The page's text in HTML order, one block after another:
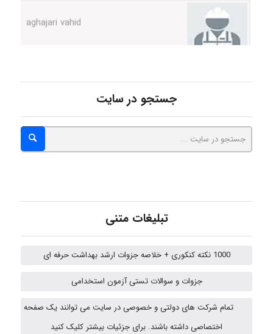
ehtesham
جستجو در سایت
تبلیغات متنی
1000 نکته کنکوری + خلاصه جزوات ارشد بهداشت حرفه ای
جزوات و سوالات تستی آزمون استخدامی
تمام شرکت های دولتی و خصوصی در سایت می توانند یک صفحه
اختصاصی داشته باشند. برای جزئیات بیشتر کلیک کنید